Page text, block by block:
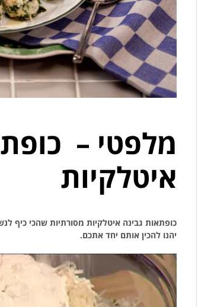
מלפטי –
איטלקיות
כופתאות גבינה איטלקיות מסורתיות שהכי כיף
יהנו להכין אותם יחד אתכם.